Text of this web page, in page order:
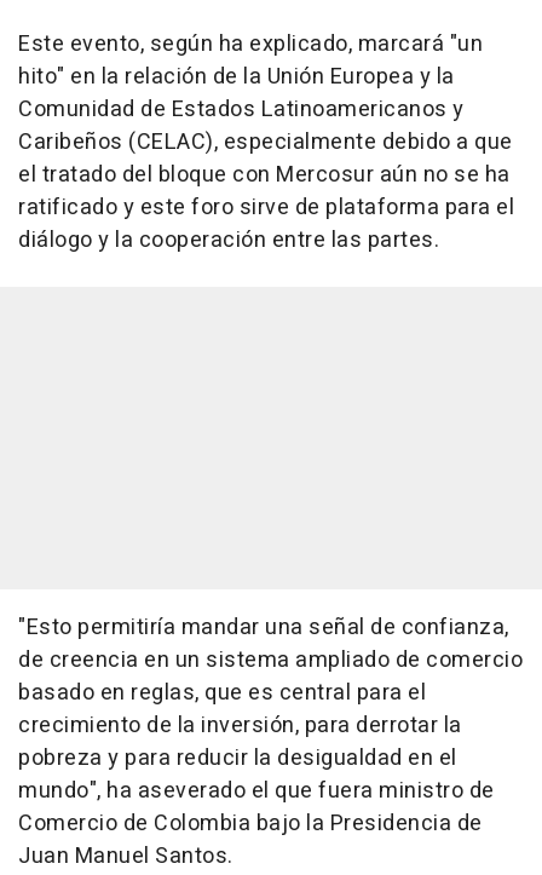
Este evento, según ha explicado, marcará "un
hito" en la relación de la Unión Europea y la
Comunidad de Estados Latinoamericanos y
Caribeños (CELAC), especialmente debido a que
el tratado del bloque con Mercosur aún no se ha
ratificado y este foro sirve de plataforma para el
diálogo y la cooperación entre las partes.
"Esto permitiría mandar una señal de confianza,
de creencia en un sistema ampliado de comercio
basado en reglas, que es central para el
crecimiento de la inversión, para derrotar la
pobreza y para reducir la desigualdad en el
mundo", ha aseverado el que fuera ministro de
Comercio de Colombia bajo la Presidencia de
Juan Manuel Santos.